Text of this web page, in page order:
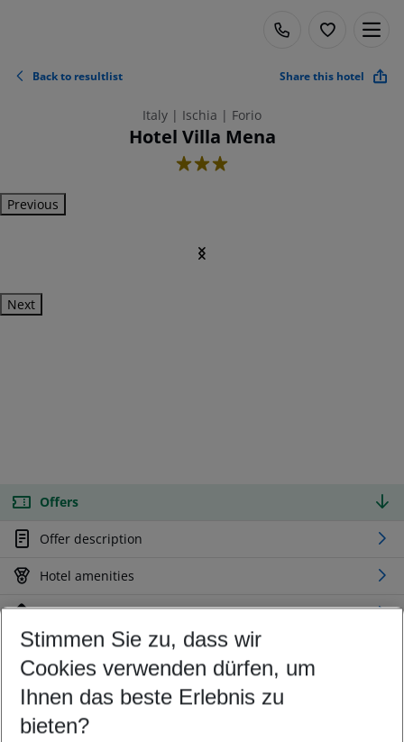
Back to resultlist Share this hotel
Italy | Ischia | Forio
Hotel Villa Mena
3
Previous
Next
Offers
Offer description
Hotel amenities
Location
Customize your offer
Find the perfect deal which suits your best
Your departure airport
Any airport
Stimmen Sie zu, dass wir
Cookies verwenden dürfen, um
Ihnen das beste Erlebnis zu
bieten?